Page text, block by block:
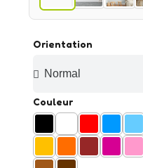
Orientation
Couleur